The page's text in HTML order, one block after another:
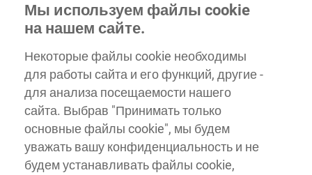
Мы используем файлы cookie
на нашем сайте.
Некоторые файлы cookie необходимы
для работы сайта и его функций, другие -
для анализа посещаемости нашего
сайта. Выбрав "Принимать только
основные файлы cookie", мы будем
уважать вашу конфиденциальность и не
будем устанавливать файлы cookie,